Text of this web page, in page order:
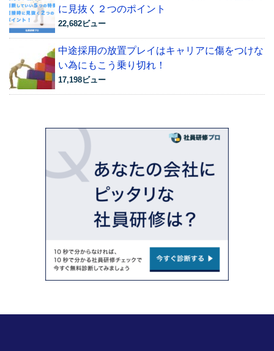
に見抜く２つのポイント
22,682ビュー
中途採用の放置プレイはキャリアに傷をつけな
い為にもこう乗り切れ！
17,198ビュー